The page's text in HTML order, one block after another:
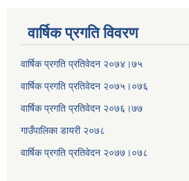
वार्षिक प्रगति विवरण
वार्षिक प्रगति प्रतिवेदन २०७४।७५
वार्षिक प्रगति प्रतिवेदन २०७५।०७६
वार्षिक प्रगति प्रतिवेदन २०७६।७७
गाउँपालिका डायरी २०७८
वार्षिक प्रगति प्रतिवेदन २०७७।०७८